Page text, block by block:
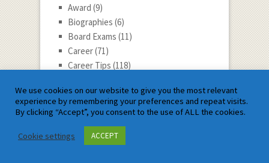
Award (9)
Biographies (6)
Board Exams (11)
Career(71)
Career Tips (118)
Competitive Exams (11)
Complex Analysis(66)
Differential Calculus
We use cookies on our website to give you the most relevant
experience by remembering your preferences and repeat visits.
By clicking “Accept”, you consent to the use of ALL the cookies.
Cookie settings ACCEPT